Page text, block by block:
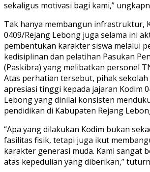
sekaligus motivasi bagi kami,”
Tak hanya membangun infrastruktur,
0409/Rejang Lebong juga selama ini
pembentukan karakter siswa melalui
kedisiplinan dan pelatihan Pasukan
(Paskibra) yang melibatkan personel
Atas perhatian tersebut, pihak sekolah
apresiasi tinggi kepada jajaran Kodim
Lebong yang dinilai konsisten
pendidikan di Kabupaten Rejang
“Apa yang dilakukan Kodim bukan
fasilitas fisik, tetapi juga ikut
karakter generasi muda. Kami sangat
atas kepedulian yang diberikan,”